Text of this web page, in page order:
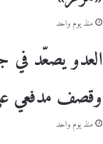
منذ يوم واحد
العدو يصعّد في
وقصف مدفعي
منذ يوم واحد